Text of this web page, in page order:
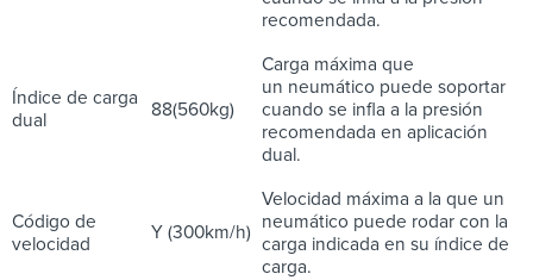
recomendada.
Índice de carga
dual
88(560kg)
Carga máxima que
un neumático puede soportar
cuando se infla a la presión
recomendada en aplicación
dual.
Código de
velocidad
Y (300km/h)
Velocidad máxima a la que un
neumático puede rodar con la
carga indicada en su índice de
carga.